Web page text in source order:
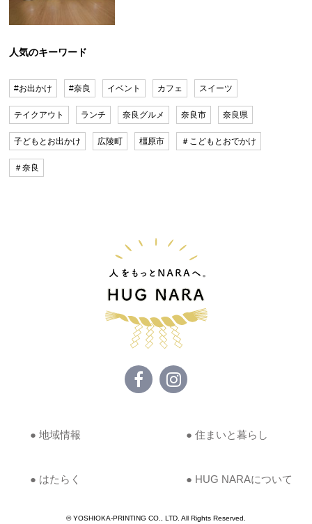
人気のキーワード
#お出かけ #奈良 イベント カフェ スイーツ
テイクアウト ランチ 奈良グルメ 奈良市 奈良県
子どもとお出かけ 広陵町 橿原市 ＃こどもとおでかけ
＃奈良
● 地域情報 ● 住まいと暮らし
● はたらく ● HUG NARAについて
© YOSHIOKA-PRINTING CO., LTD. All Rights Reserved.